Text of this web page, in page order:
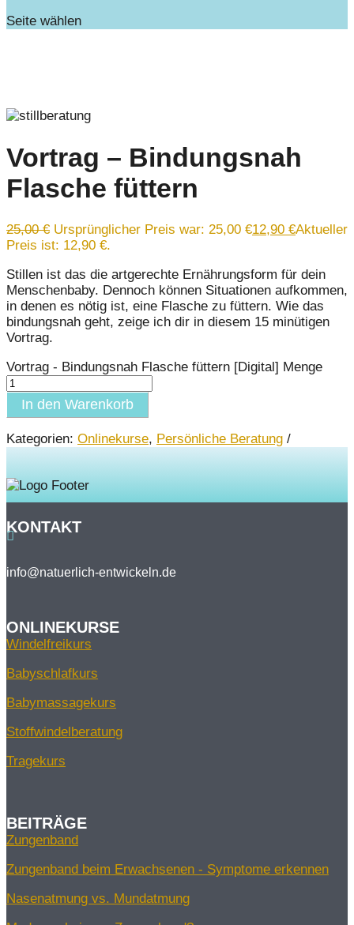
Seite wählen
Vortrag – Bindungsnah
Flasche füttern
25,00€ Ursprünglicher Preis war: 25,00 €12,90 €Aktueller
Preis ist: 12,90 €.
Stillen ist das die artgerechte Ernährungsform für dein
Menschenbaby. Dennoch können Situationen aufkommen,
in denen es nötig ist, eine Flasche zu füttern. Wie das
bindungsnah geht, zeige ich dir in diesem 15 minütigen
Vortrag.
Vortrag - Bindungsnah Flasche füttern [Digital] Menge
In den Warenkorb
Kategorien: Onlinekurse, Persönliche Beratung
KONTAKT

info@natuerlich-entwickeln.de
ONLINEKURSE
Windelfreikurs
Babyschlafkurs
Babymassagekurs
Stoffwindelberatung
Tragekurs
BEITRÄGE
Zungenband
Zungenband beim Erwachsenen - Symptome erkennen
Nasenatmung vs. Mundatmung